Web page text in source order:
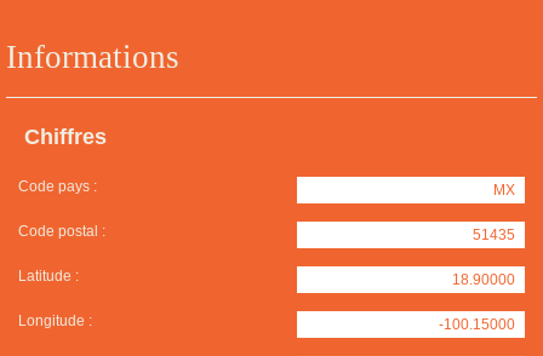
Informations
Chiffres
Code pays : MX
Code postal : 51435
Latitude : 18.90000
Longitude : -100.15000